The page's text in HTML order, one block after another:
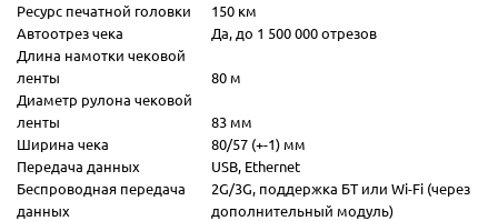
Ресурс печатной головки
150 км
Автоотрез чека
Да, до 1 500 000 отрезов
Длина намотки чековой
ленты
80 м
Диаметр рулона чековой
ленты
83 мм
Ширина чека
80/57 (+-1) мм
Передача данных
USB, Ethernet
Беспроводная передача
данных
2G/3G, поддержка БТ или Wi-Fi (через
дополнительный модуль)